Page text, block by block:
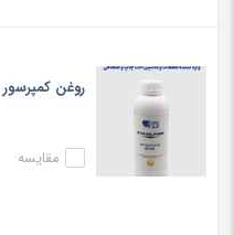
روغن کمپرسور K740
مقایسه